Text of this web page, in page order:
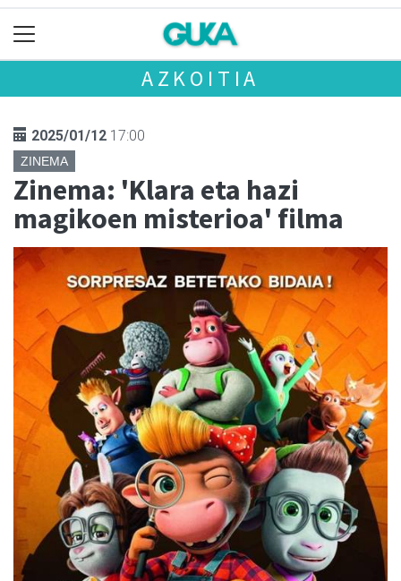
AZKOITIA
2025/01/12 17:00
ZINEMA
Zinema: 'Klara eta hazi
magikoen misterioa' filma